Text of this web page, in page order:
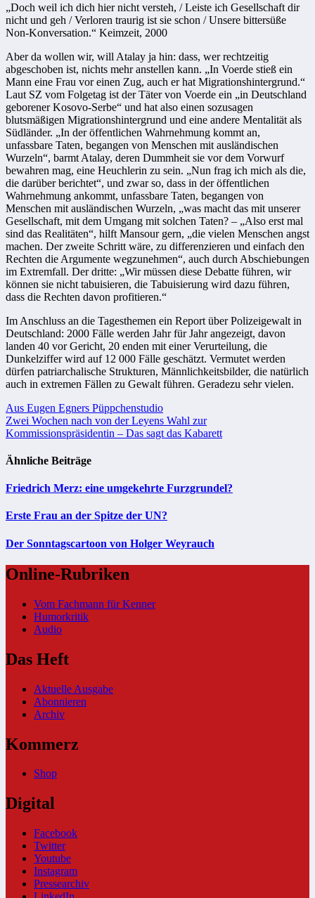
„Doch weil ich dich hier nicht versteh, / Leiste ich Gesellschaft dir
nicht und geh / Verloren traurig ist sie schon / Unsere bittersüße
Non-Konversation.“ Keimzeit, 2000
Aber da wollen wir, will Atalay ja hin: dass, wer rechtzeitig
abgeschoben ist, nichts mehr anstellen kann. „In Voerde stieß ein
Mann eine Frau vor einen Zug, auch er hat Migrationshintergrund.“
Laut SZ vom Folgetag ist der Täter von Voerde ein „in Deutschland
geborener Kosovo-Serbe“ und hat also einen sozusagen
blutsmäßigen Migrationshintergrund und eine andere Mentalität als
Südländer. „In der öffentlichen Wahrnehmung kommt an,
unfassbare Taten, begangen von Menschen mit ausländischen
Wurzeln“, barmt Atalay, deren Dummheit sie vor dem Vorwurf
bewahren mag, eine Heuchlerin zu sein. „Nun frag ich mich als die,
die darüber berichtet“, und zwar so, dass in der öffentlichen
Wahrnehmung ankommt, unfassbare Taten, begangen von
Menschen mit ausländischen Wurzeln, „was macht das mit unserer
Gesellschaft, mit dem Umgang mit solchen Taten? – „Also erst mal
sind das Realitäten“, hilft Mansour gern, „die vielen Menschen angst
machen. Der zweite Schritt wäre, zu differenzieren und einfach den
Rechten die Argumente wegzunehmen“, auch durch Abschiebungen
im Extremfall. Der dritte: „Wir müssen diese Debatte führen, wir
können sie nicht tabuisieren, die Tabuisierung wird dazu führen,
dass die Rechten davon profitieren.“
Im Anschluss an die Tagesthemen ein Report über Polizeigewalt in
Deutschland: 2000 Fälle werden Jahr für Jahr angezeigt, davon
landen 40 vor Gericht, 20 enden mit einer Verurteilung, die
Dunkelziffer wird auf 12 000 Fälle geschätzt. Vermutet werden
dürfen patriarchalische Strukturen, Männlichkeitsbilder, die natürlich
auch in extremen Fällen zu Gewalt führen. Geradezu sehr vielen.
Beitragsnavigation
Aus Eugen Egners Püppchenstudio
Zwei Wochen nach von der Leyens Wahl zur
Kommissionspräsidentin – Das sagt das Kabarett
Ähnliche Beiträge
Friedrich Merz: eine umgekehrte Furzgrundel?
Erste Frau an der Spitze der UN?
Der Sonntagscartoon von Holger Weyrauch
Online-Rubriken
Vom Fachmann für Kenner
Humorkritik
Audio
Das Heft
Aktuelle Ausgabe
Abonnieren
Archiv
Kommerz
Shop
Digital
Facebook
Twitter
Youtube
Instagram
Pressearchiv